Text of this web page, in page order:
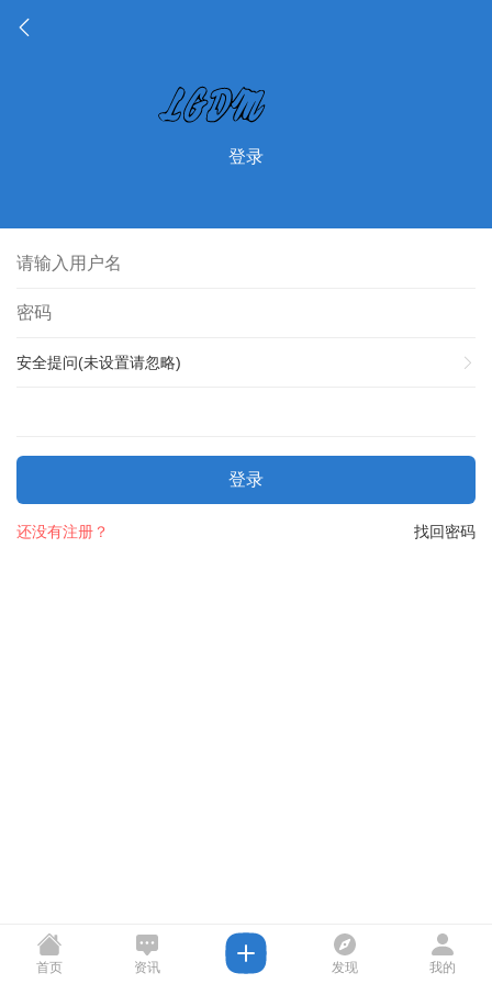
登录
安全提问(未设置请忽略)
登录
找回密码
还没有注册？
首页 资讯 发现 我的